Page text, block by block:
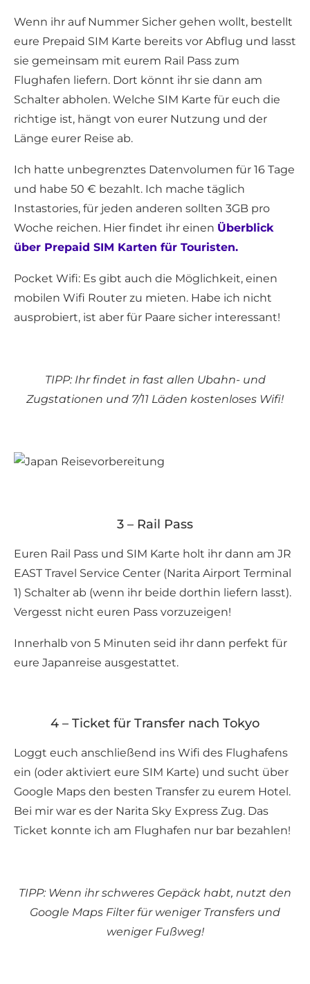
Wenn ihr auf Nummer Sicher gehen wollt, bestellt
eure Prepaid SIM Karte bereits vor Abflug und lasst
sie gemeinsam mit eurem Rail Pass zum
Flughafen liefern. Dort könnt ihr sie dann am
Schalter abholen. Welche SIM Karte für euch die
richtige ist, hängt von eurer Nutzung und der
Länge eurer Reise ab.
Ich hatte unbegrenztes Datenvolumen für 16 Tage
und habe 50 € bezahlt. Ich mache täglich
Instastories, für jeden anderen sollten 3GB pro
Woche reichen. Hier findet ihr einen Überblick
über Prepaid SIM Karten für Touristen.
Pocket Wifi: Es gibt auch die Möglichkeit, einen
mobilen Wifi Router zu mieten. Habe ich nicht
ausprobiert, ist aber für Paare sicher interessant!
TIPP: Ihr findet in fast allen Ubahn- und
Zugstationen und 7/11 Läden kostenloses Wifi!
3 – Rail Pass
Euren Rail Pass und SIM Karte holt ihr dann am JR
EAST Travel Service Center (Narita Airport Terminal
1) Schalter ab (wenn ihr beide dorthin liefern lasst).
Vergesst nicht euren Pass vorzuzeigen!
Innerhalb von 5 Minuten seid ihr dann perfekt für
eure Japanreise ausgestattet.
4 – Ticket für Transfer nach Tokyo
Loggt euch anschließend ins Wifi des Flughafens
ein (oder aktiviert eure SIM Karte) und sucht über
Google Maps den besten Transfer zu eurem Hotel.
Bei mir war es der Narita Sky Express Zug. Das
Ticket konnte ich am Flughafen nur bar bezahlen!
TIPP: Wenn ihr schweres Gepäck habt, nutzt den
Google Maps Filter für weniger Transfers und
weniger Fußweg!